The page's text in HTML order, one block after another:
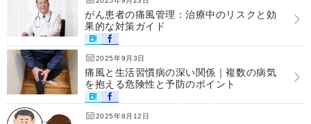
がん患者の痛風管理：治療中のリスクと効
果的な対策ガイド
2025年9月3日
痛風と生活習慣病の深い関係｜複数の病気
を抱える危険性と予防のポイント
2025年8月12日